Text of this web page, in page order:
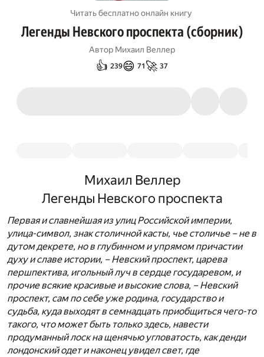
Читать бесплатно онлайн книгу
Легенды Невского проспекта (сборник)
Автор Михаил Веллер
👍 239😄 71 🚀 37
Михаил Веллер
Легенды Невского проспекта
Первая и славнейшая из улиц Российской империи,
улица-символ, знак столичной касты, чье столичье – не в
дутом декрете, но в глубинном и упрямом причастии
духу и славе истории, – Невский проспект, царева
першпектива, игольный луч в сердце государевом, и
прочие всякие красивые и высокие слова, – Невский
проспект, сам по себе уже родина, государство и
судьба, куда выходят в семнадцать приобщиться чего-то
такого, что может быть только здесь, навести
продуманный лоск на щенячью угловатость, как денди
лондонский одет и наконец увидел свет, где